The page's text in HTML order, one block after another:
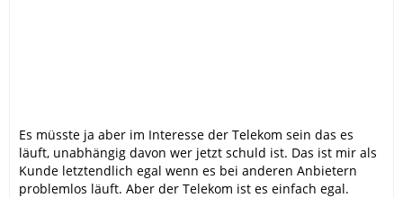
Es müsste ja aber im Interesse der Telekom sein das es
läuft, unabhängig davon wer jetzt schuld ist. Das ist mir als
Kunde letztendlich egal wenn es bei anderen Anbietern
problemlos läuft. Aber der Telekom ist es einfach egal.